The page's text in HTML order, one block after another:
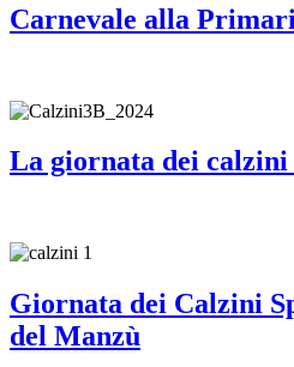
Carnevale alla
La giornata dei
Giornata dei Calzini
del Manzù